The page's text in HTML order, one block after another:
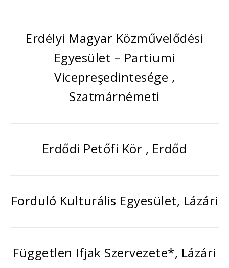
Erdélyi Magyar Közművelődési
Egyesület – Partiumi
Vicepreşedintesége ,
Szatmárnémeti
Erdődi Petőfi Kör , Erdőd
Forduló Kulturális Egyesület, Lázári
Független Ifjak Szervezete*, Lázári